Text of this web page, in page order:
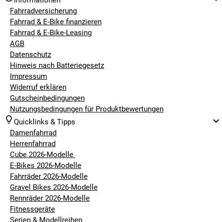
BIKES MIT 45 KM/H BEACHTEN
Beim Kauf eines Elektro-Bikes sollte daran gedacht werden,
dass ein Führerschein notwendig ist, eine Helmpflicht
besteht und das Fahren nur im öffentlichen Straßenverkehr
erlaubt ist. Aus diesem Grund benötigt das Bike auch ein
Versicherungskennzeichen. Die Modellwahl ist von den
eigenen individuellen Bedürfnissen abhängig und sollte auf
die eigenen Fähigkeiten abgestimmt sein. Ein E-Bike mit
Fahrradversicherung
Fahrrad & E-Bike finanzieren
Fahrrad & E-Bike-Leasing
AGB
Datenschutz
Hinweis nach Batteriegesetz
Impressum
Widerruf erklären
Gutscheinbedingungen
Nutzungsbedingungen für Produktbewertungen
Quicklinks & Tipps
Damenfahrrad
Herrenfahrrad
Cube 2026-Modelle
E-Bikes 2026-Modelle
Fahrräder 2026-Modelle
Gravel Bikes 2026-Modelle
Rennräder 2026-Modelle
Fitnessgeräte
Serien & Modellreihen